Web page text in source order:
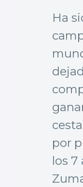
Ha
por
los 7